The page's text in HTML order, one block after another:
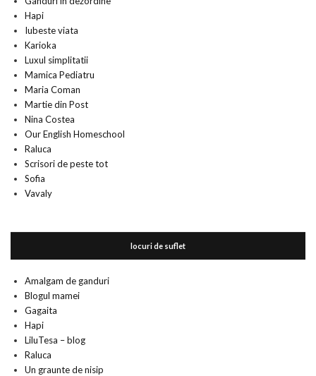
Hapi
Iubeste viata
Karioka
Luxul simplitatii
Mamica Pediatru
Maria Coman
Martie din Post
Nina Costea
Our English Homeschool
Raluca
Scrisori de peste tot
Sofia
Vavaly
locuri de suflet
Amalgam de ganduri
Blogul mamei
Gagaita
Hapi
LiluTesa – blog
Raluca
Un graunte de nisip